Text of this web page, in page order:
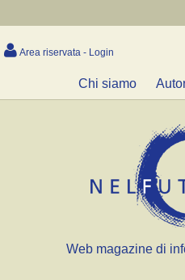
Area riservata - Login
Chi siamo
Web magazine di